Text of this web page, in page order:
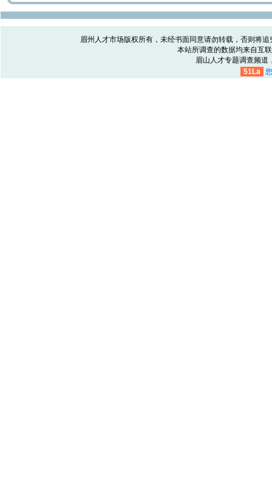
眉州人才市场版权所有，未经书面同意请勿转载，否则将
本站所调查的数据均来自互
眉山人才专题调查频道
51La